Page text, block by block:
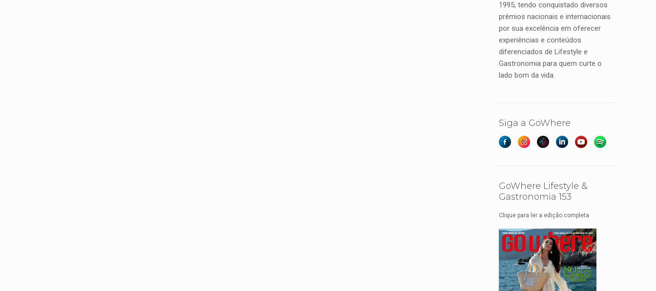
1995, tendo conquistado diversos
prêmios nacionais e internacionais
por sua excelência em oferecer
experiências e conteúdos
diferenciados de Lifestyle e
Gastronomia para quem curte o
lado bom da vida.
Siga a GoWhere
GoWhere Lifestyle &
Gastronomia 153
Clique para ler a edição completa